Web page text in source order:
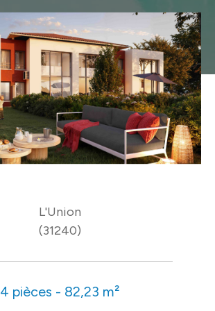
L'Union
(31240)
4 pièces - 82,23 m²